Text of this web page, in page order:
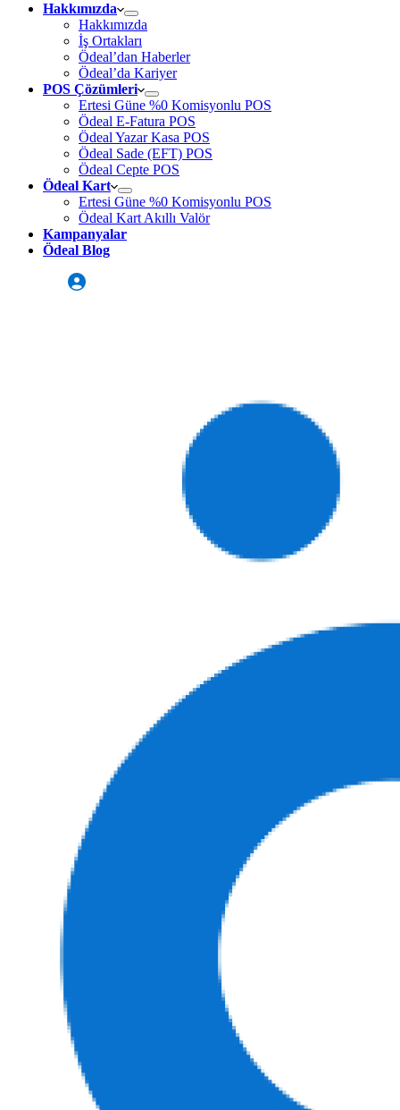
Hakkımızda
Hakkımızda
İş Ortakları
Ödeal’dan Haberler
Ödeal’da Kariyer
POS Çözümleri
Ertesi Güne %0 Komisyonlu POS
Ödeal E-Fatura POS
Ödeal Yazar Kasa POS
Ödeal Sade (EFT) POS
Ödeal Cepte POS
Ödeal Kart
Ertesi Güne %0 Komisyonlu POS
Ödeal Kart Akıllı Valör
Kampanyalar
Ödeal Blog